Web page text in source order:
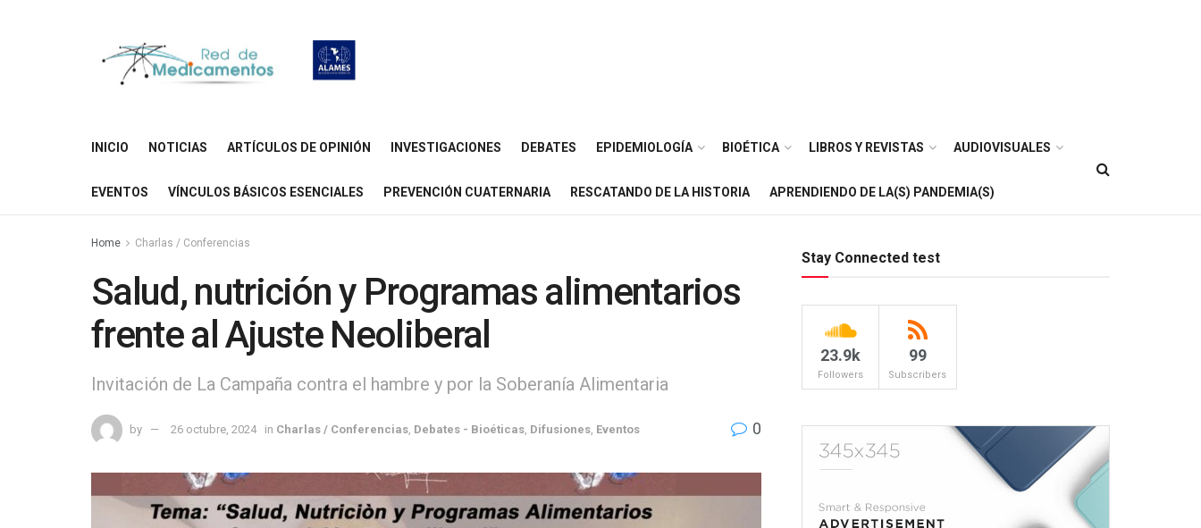
INICIO NOTICIAS ARTÍCULOS DE OPINIÓN INVESTIGACIONES DEBATES EPIDEMIOLOGÍA BIOÉTICA LIBROS Y REVISTAS AUDIOVISUALES
EVENTOS VÍNCULOS BÁSICOS ESENCIALES PREVENCIÓN CUATERNARIA RESCATANDO DE LA HISTORIA APRENDIENDO DE LA(S) PANDEMIA(S)
Home Charlas / Conferencias
Salud, nutrición y Programas alimentarios
frente al Ajuste Neoliberal
Invitación de La Campaña contra el hambre y por la Soberanía Alimentaria
by 26 octubre, 2024 in Charlas / Conferencias Debates - Bioéticas Difusiones Eventos 0
Stay Connected test
23.9k
Followers
99
Subscribers